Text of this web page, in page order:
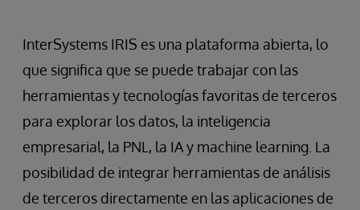
InterSystems IRIS es una plataforma abierta, lo
que significa que se puede trabajar con las
herramientas y tecnologías favoritas de terceros
para explorar los datos, la inteligencia
empresarial, la PNL, la IA y machine learning. La
posibilidad de integrar herramientas de análisis
de terceros directamente en las aplicaciones de